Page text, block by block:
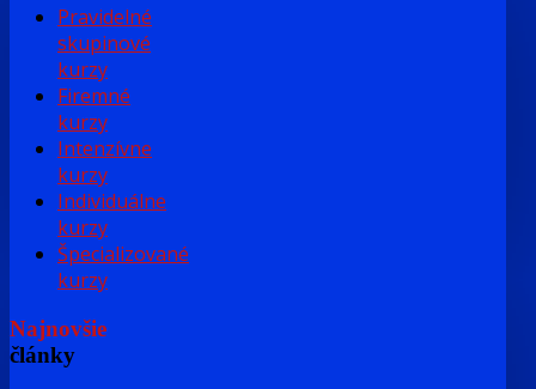
Pravidelné
skupinové
kurzy
Firemné
kurzy
Intenzívne
kurzy
Individuálne
kurzy
Špecializované
kurzy
Najnovšie
články